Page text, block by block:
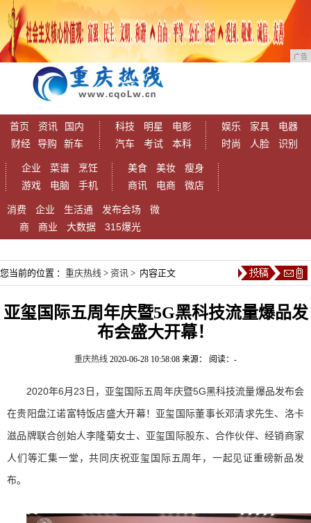
广告
首页 资讯
国内
财经
导购 新车
科技 明星
电影
汽车
考试 本科
娱乐 家具
电器
时尚
人脸 识别
企业 菜谱
烹饪
游戏
电脑 手机
美食 美妆
瘦身
商讯
电商 微店
消费 企业 生活通 发布会场
微
商
商业 大数据 315爆光
您当前的位置 ： 重庆热线 > 资讯 > 内容正文
亚玺国际五周年庆暨5G黑科技流量爆品发
布会盛大开幕！
重庆热线 2020-06-28 10:58:08 来源： 阅读：-
2020年6月23日，亚玺国际五周年庆暨5G黑科技流量爆品发布会
在贵阳盘江诺富特饭店盛大开幕！亚玺国际董事长邓清求先生、洛卡
滋品牌联合创始人李隆菊女士、亚玺国际股东、合作伙伴、经销商家
人们等汇集一堂，共同庆祝亚玺国际五周年，一起见证重磅新品发
布。